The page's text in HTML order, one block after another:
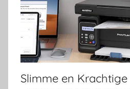
Slimme en